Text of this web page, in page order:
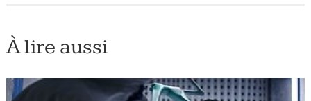
À lire aussi